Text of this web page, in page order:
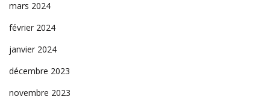
mars 2024
février 2024
janvier 2024
décembre 2023
novembre 2023